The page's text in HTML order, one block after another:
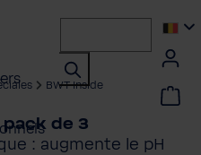
BWT Inside
pack de 3
: augmente le pH